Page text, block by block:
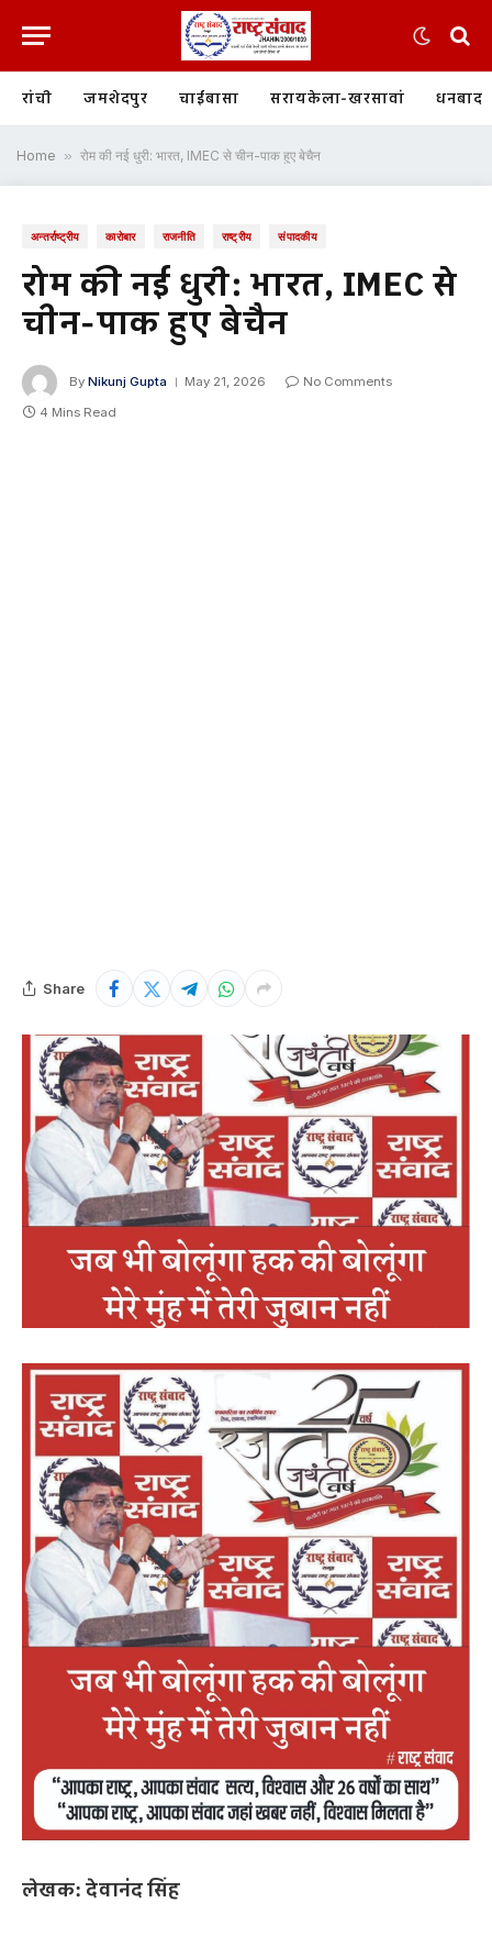
रांची जमशेदपुर चाईबासा सरायकेला-खरसावां धनबाद
Home » रोम की नई धुरी: भारत, IMEC से चीन-पाक हुए बेचैन
अन्तर्राष्ट्रीय कारोबार राजनीति राष्ट्रीय संपादकीय
रोम की नई धुरी: भारत, IMEC से
चीन-पाक हुए बेचैन
By Nikunj Gupta May 21, 2026
No Comments
4 Mins Read
Share
लेखक: देवानंद सिंह